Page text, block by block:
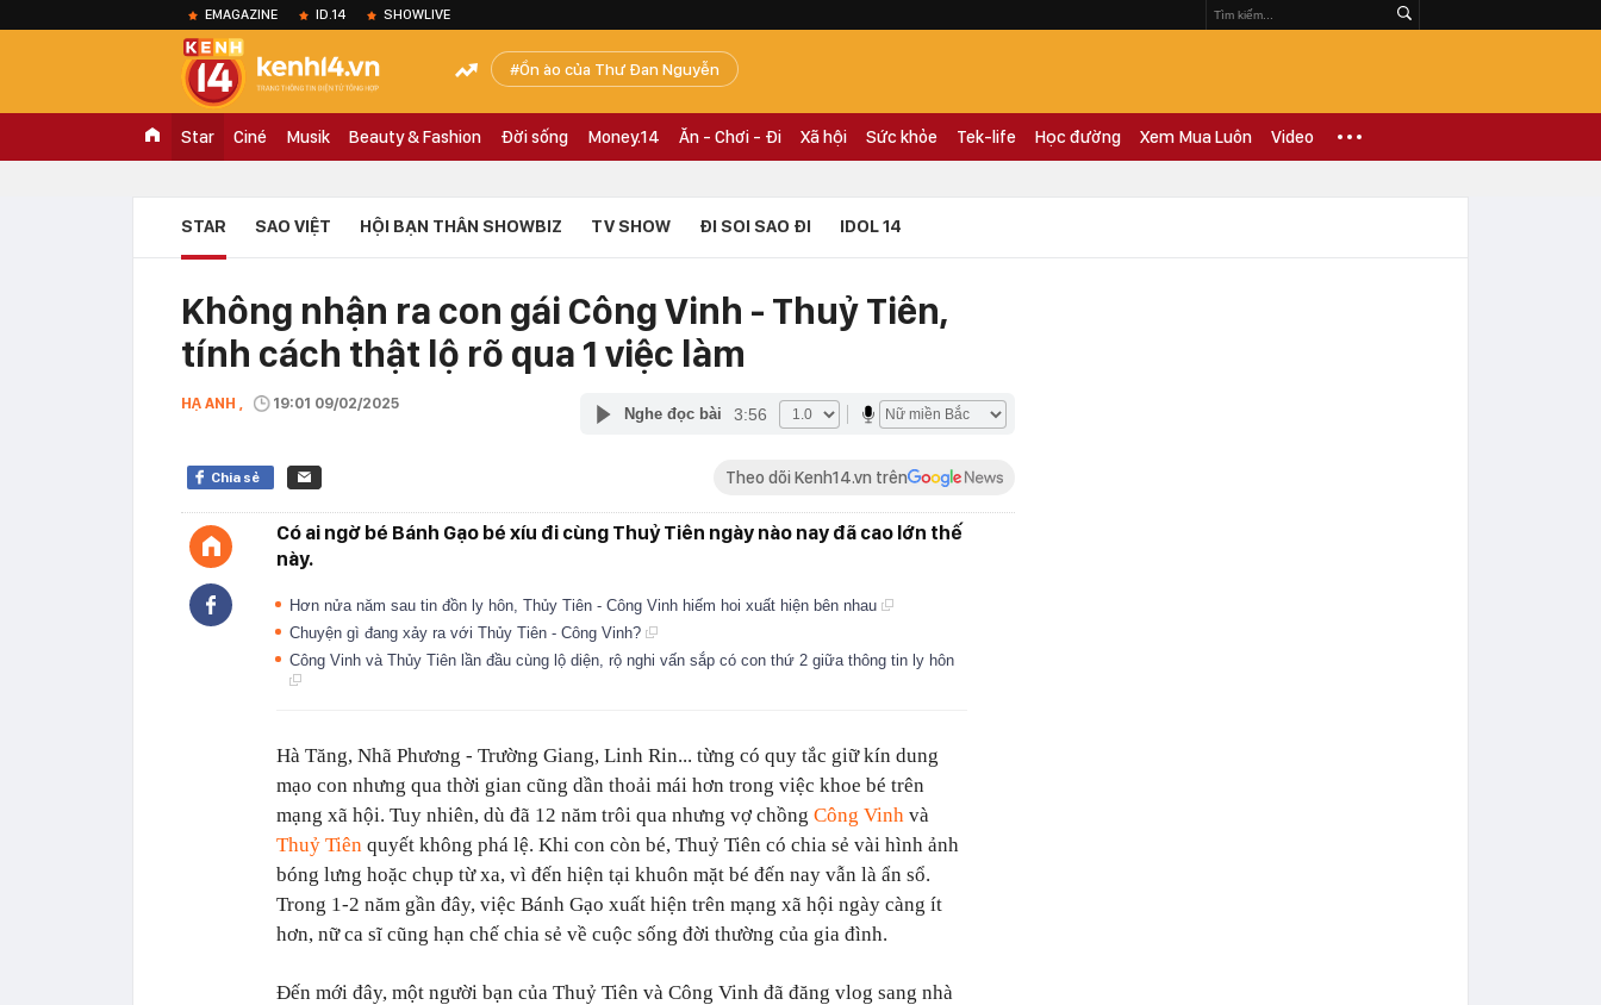
EMAGAZINE ID.14 SHOWLIVE
Ồn ào của Thư Đan Nguyễn
Star Ciné Musik Beauty & Fashion Đời sống Money.14 Ăn - Chơi - Đi Xã hội Sức khỏe Tek-life Học đường Xem Mua Luôn Video
STAR SAO VIỆT HỘI BẠN THÂN SHOWBIZ TV SHOW ĐI SOI SAO ĐI IDOL 14
Không nhận ra con gái Công Vinh - Thuỷ Tiên,
tính cách thật lộ rõ qua 1 việc làm
HẠ ANH , 19:01 09/02/2025
Nghe đọc bài 3:56
Chia sẻ Theo dõi Kenh14.vn trên
Có ai ngờ bé Bánh Gạo bé xíu đi cùng Thuỷ Tiên ngày nào nay đã cao lớn thế
này.
Hơn nửa năm sau tin đồn ly hôn, Thủy Tiên - Công Vinh hiếm hoi xuất hiện bên nhau
Chuyện gì đang xảy ra với Thủy Tiên - Công Vinh?
Công Vinh và Thủy Tiên lần đầu cùng lộ diện, rộ nghi vấn sắp có con thứ 2 giữa thông tin ly hôn
Hà Tăng, Nhã Phương - Trường Giang, Linh Rin... từng có quy tắc giữ kín dung
mạo con nhưng qua thời gian cũng dần thoải mái hơn trong việc khoe bé trên
mạng xã hội. Tuy nhiên, dù đã 12 năm trôi qua nhưng vợ chồng Công Vinh và
Thuỷ Tiên quyết không phá lệ. Khi con còn bé, Thuỷ Tiên có chia sẻ vài hình ảnh
bóng lưng hoặc chụp từ xa, vì đến hiện tại khuôn mặt bé đến nay vẫn là ẩn sổ.
Trong 1-2 năm gần đây, việc Bánh Gạo xuất hiện trên mạng xã hội ngày càng ít
hơn, nữ ca sĩ cũng hạn chế chia sẻ về cuộc sống đời thường của gia đình.
Đến mới đây, một người bạn của Thuỷ Tiên và Công Vinh đã đăng vlog sang nhà